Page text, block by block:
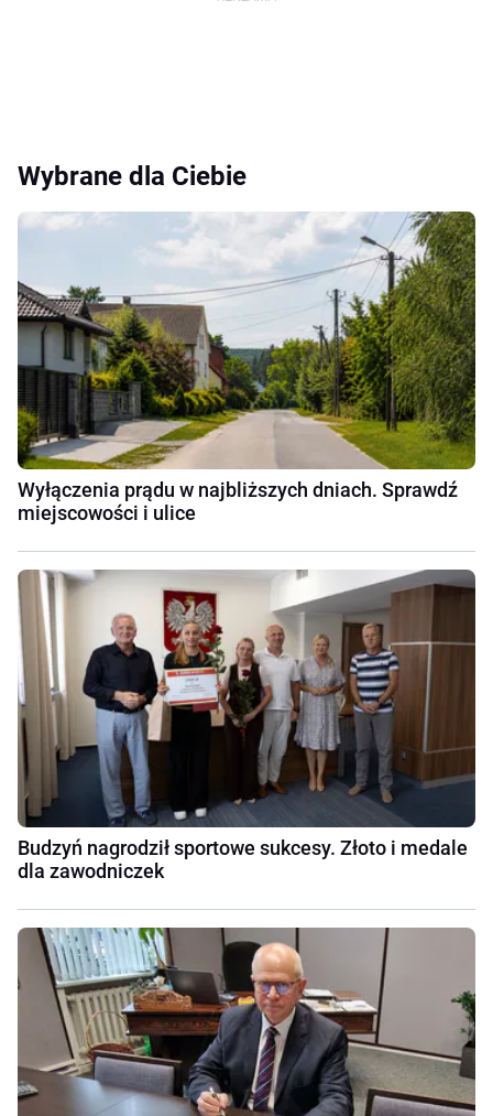
Wybrane dla Ciebie
Wyłączenia prądu w najbliższych dniach. Sprawdź
miejscowości i ulice
Budzyń nagrodził sportowe sukcesy. Złoto i medale
dla zawodniczek